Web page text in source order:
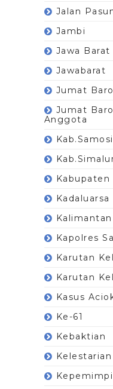
Jalan
Jambi
Jawa Barat
Jawabarat
Jumat
Jumat
Anggota
Kabupaten
Kadaluarsa
Kapolres
Karutan
Karutan
Kasus
Ke-61
Kebaktian
Kelestarian